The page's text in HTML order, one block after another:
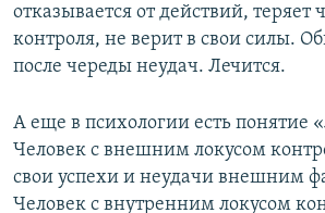
отказывается от действий, теряет
контроля, не верит в свои силы.
после череды неудач. Лечится.
А еще в психологии есть понятие
Человек с внешним локусом
свои успехи и неудачи внешним
Человек с внутренним локусом